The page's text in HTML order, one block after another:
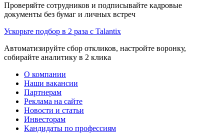
Проверяйте сотрудников и подписывайте кадровые
документы без бумаг и личных встреч
Ускорьте подбор в 2 раза с Talantix
Автоматизируйте сбор откликов, настройте воронку,
собирайте аналитику в 2 клика
О компании
Наши вакансии
Партнерам
Реклама на сайте
Новости и статьи
Инвесторам
Кандидаты по профессиям